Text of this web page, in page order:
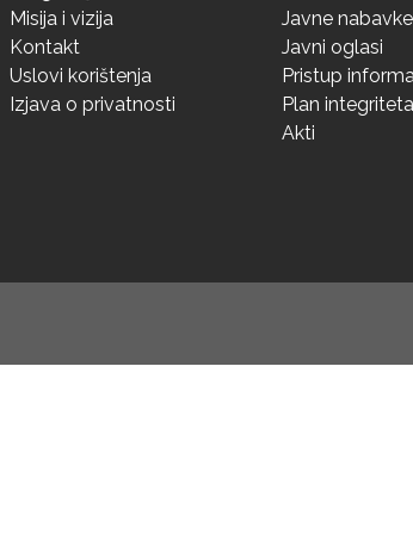
Misija i vizija
Kontakt
Uslovi korištenja
Izjava o privatnosti
Javne nabavke
Javni oglasi
Pristup
Plan integriteta
Akti